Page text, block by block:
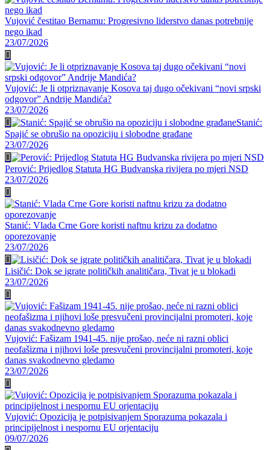
Vujović čestitao Bernamu: Progresivno liderstvo danas potrebnije
nego ikad
23/07/2026
Vujović: Je li otpriznavanje Kosova taj dugo očekivani “novi srpski
odgovor” Andrije Mandića?
23/07/2026
Stanić:
Spajić se obrušio na opoziciju i slobodne građane
23/07/2026
Perović: Prijedlog Statuta HG Budvanska rivijera po mjeri NSD
23/07/2026
Stanić: Vlada Crne Gore koristi naftnu krizu za dodatno
oporezovanje
23/07/2026
Lisičić: Dok se igrate političkih analitičara, Tivat je u blokadi
23/07/2026
Vujović: Fašizam 1941-45. nije prošao, neće ni razni oblici
neofašizma i njihovi loše presvučeni provincijalni promoteri, koje
danas svakodnevno gledamo
23/07/2026
Vujović: Opozicija je potpisivanjem Sporazuma pokazala i
principijelnost i nespornu EU orjentaciju
09/07/2026